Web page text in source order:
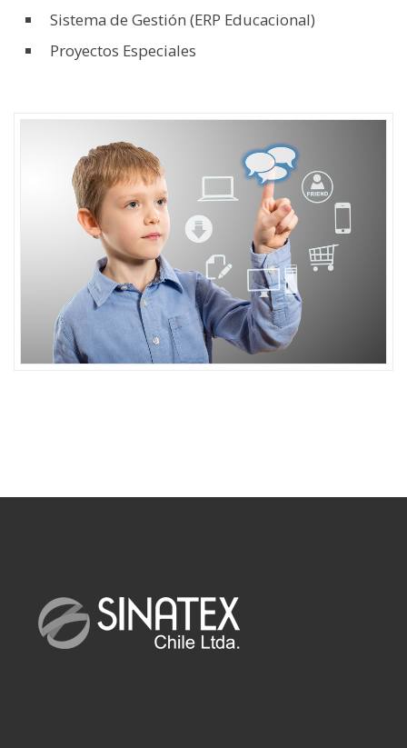
Sistema de Gestión (ERP Educacional)
Proyectos Especiales